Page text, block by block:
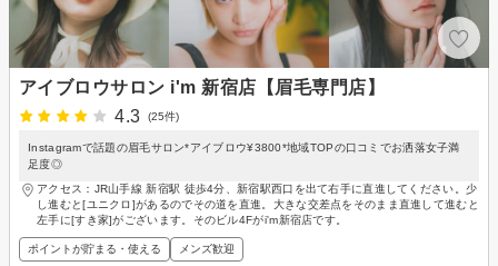
アイブロウサロン i'm 新宿店【眉毛専門店】
4.3
(25件)
Instagramで話題の眉毛サロン*アイブロウ¥3800*地域TOPの口コミでお洒落女子満
足度◎
アクセス：JR山手線 新宿駅 徒歩4分、新宿駅西口を出て右手に直進してください。少
し進むと[ユニクロ]があるのでその道を直進。大きな交差点をそのまま直進して進むと
左手に[すき家]がございます。そのビル4Fがi'm新宿店です。
ポイントが貯まる・使える メンズ歓迎